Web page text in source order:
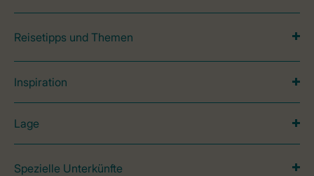
Reisetipps und Themen
Inspiration
Lage
Spezielle Unterkünfte